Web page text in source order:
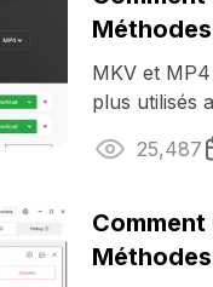
MKV et
plus utilisés
est souvent
25,487